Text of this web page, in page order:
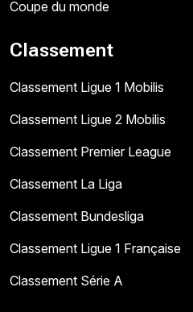
Coupe du monde
Classement
Classement Ligue 1 Mobilis
Classement Ligue 2 Mobilis
Classement Premier League
Classement La Liga
Classement Bundesliga
Classement Ligue 1 Française
Classement Série A